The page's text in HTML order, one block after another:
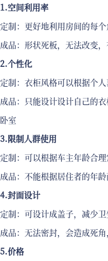
1.空间利用率
定制：更好地利用房间的每个
成品：形状死板，无法改变，
2.个性化
定制：衣柜风格可以根据个人
成品：只能设计设计自己的衣
卧室
3.限制人群使用
定制：可以根据车主年龄合理
成品：不能根据居住者的年龄
4.封面设计
定制：可设计成盖子，减少
成品：无法密封，会造成死角
5.价格